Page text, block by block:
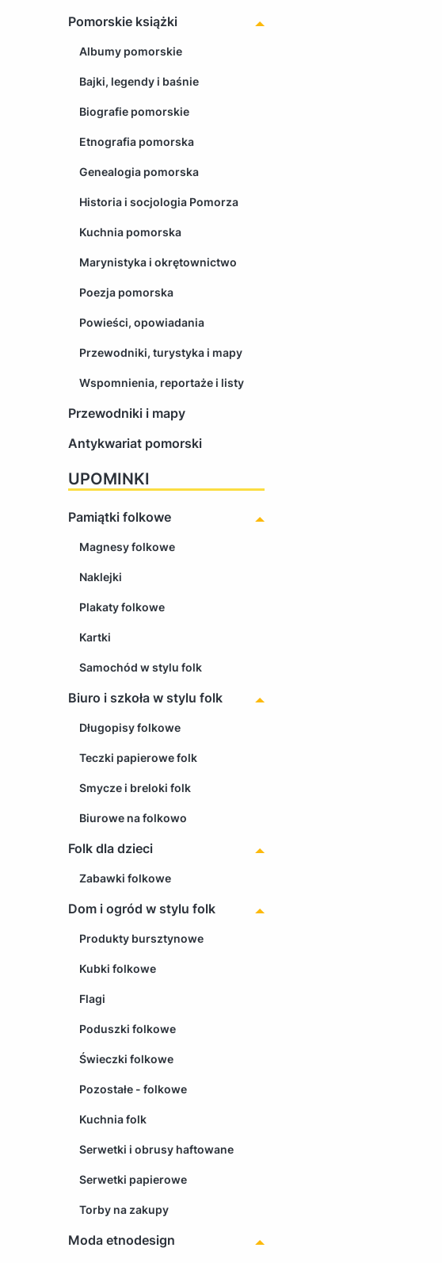
Pomorskie książki
Albumy pomorskie
Bajki, legendy i baśnie
Biografie pomorskie
Etnografia pomorska
Genealogia pomorska
Historia i socjologia Pomorza
Kuchnia pomorska
Marynistyka i okrętownictwo
Poezja pomorska
Powieści, opowiadania
Przewodniki, turystyka i mapy
Wspomnienia, reportaże i listy
Przewodniki i mapy
Antykwariat pomorski
UPOMINKI
Pamiątki folkowe
Magnesy folkowe
Naklejki
Plakaty folkowe
Kartki
Samochód w stylu folk
Biuro i szkoła w stylu folk
Długopisy folkowe
Teczki papierowe folk
Smycze i breloki folk
Biurowe na folkowo
Folk dla dzieci
Zabawki folkowe
Dom i ogród w stylu folk
Produkty bursztynowe
Kubki folkowe
Flagi
Poduszki folkowe
Świeczki folkowe
Pozostałe - folkowe
Kuchnia folk
Serwetki i obrusy haftowane
Serwetki papierowe
Torby na zakupy
Moda etnodesign